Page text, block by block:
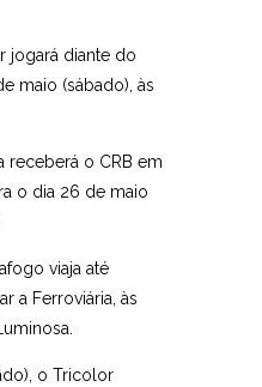
jogará diante do
maio (sábado), às
receberá o CRB em
o dia 26 de maio
viaja até
a Ferroviária, às
o Tricolor